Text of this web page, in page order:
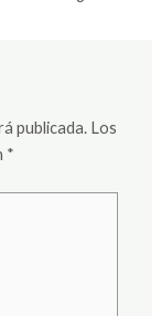
publicada. Los
*